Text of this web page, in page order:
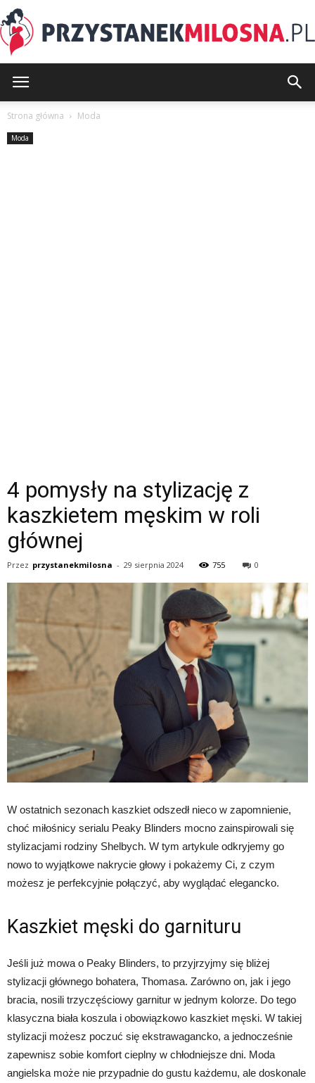
Strona główna Moda
Moda
4 pomysły na stylizację z
kaszkietem męskim w roli
głównej
Przez przystanekmilosna - 29 sierpnia 2024 755 0
W ostatnich sezonach kaszkiet odszedł nieco w zapomnienie,
choć miłośnicy serialu Peaky Blinders mocno zainspirowali się
stylizacjami rodziny Shelbych. W tym artykule odkryjemy go
nowo to wyjątkowe nakrycie głowy i pokażemy Ci, z czym
możesz je perfekcyjnie połączyć, aby wyglądać elegancko.
Kaszkiet męski do garnituru
Jeśli już mowa o Peaky Blinders, to przyjrzyjmy się bliżej
stylizacji głównego bohatera, Thomasa. Zarówno on, jak i jego
bracia, nosili trzyczęściowy garnitur w jednym kolorze. Do tego
klasyczna biała koszula i obowiązkowo kaszkiet męski. W takiej
stylizacji możesz poczuć się ekstrawagancko, a jednocześnie
zapewnisz sobie komfort cieplny w chłodniejsze dni. Moda
angielska może nie przypadnie do gustu każdemu, ale doskonale